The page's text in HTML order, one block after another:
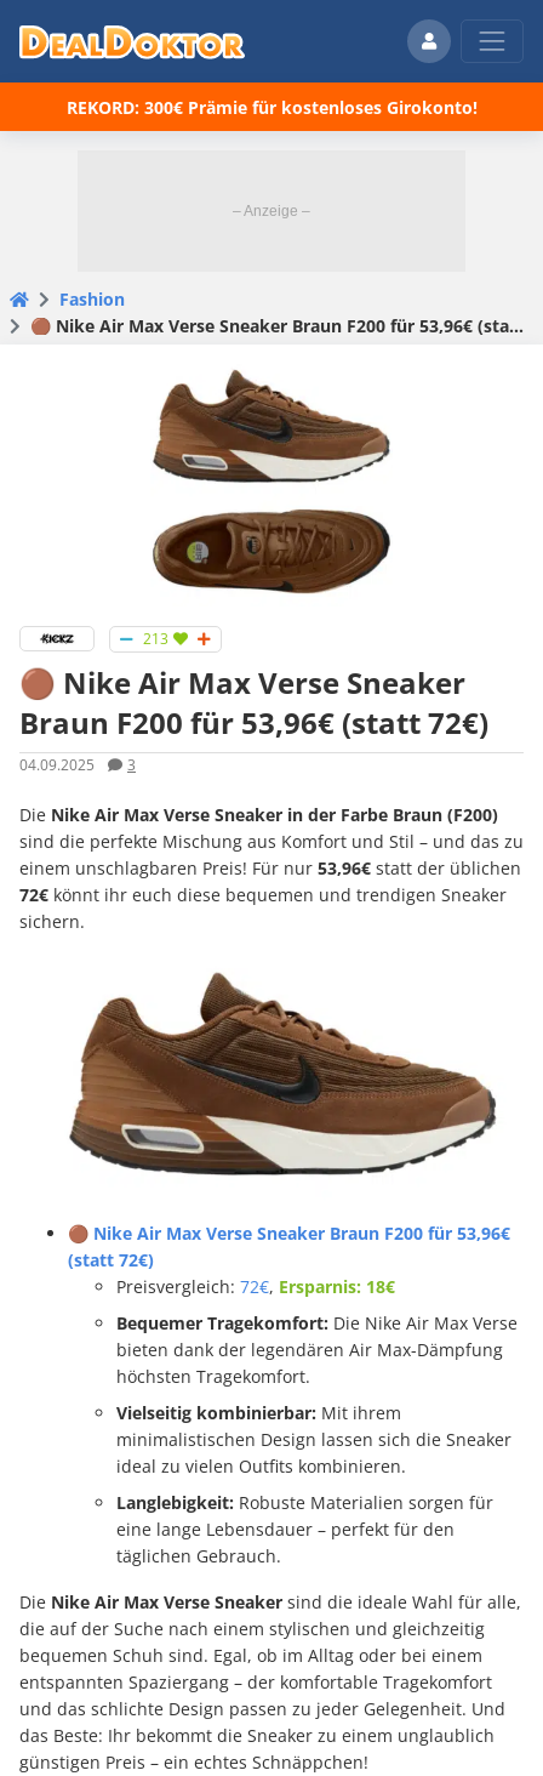
REKORD: 300€ Prämie für kostenloses Girokonto!
Fashion
🟤 Nike Air Max Verse Sneaker Braun F200 für 53,96€ (statt 72€)
213
🟤 Nike Air Max Verse Sneaker
Braun F200 für 53,96€ (statt 72€)
04.09.2025 3
Die Nike Air Max Verse Sneaker in der Farbe Braun (F200)
sind die perfekte Mischung aus Komfort und Stil – und das zu
einem unschlagbaren Preis! Für nur 53,96€ statt der üblichen
72€ könnt ihr euch diese bequemen und trendigen Sneaker
sichern.
🟤 Nike Air Max Verse Sneaker Braun F200 für 53,96€
(statt 72€)
Preisvergleich: 72€, Ersparnis: 18€
Bequemer Tragekomfort: Die Nike Air Max Verse
bieten dank der legendären Air Max-Dämpfung
höchsten Tragekomfort.
Vielseitig kombinierbar: Mit ihrem
minimalistischen Design lassen sich die Sneaker
ideal zu vielen Outfits kombinieren.
Langlebigkeit: Robuste Materialien sorgen für
eine lange Lebensdauer – perfekt für den
täglichen Gebrauch.
Die Nike Air Max Verse Sneaker sind die ideale Wahl für alle,
die auf der Suche nach einem stylischen und gleichzeitig
bequemen Schuh sind. Egal, ob im Alltag oder bei einem
entspannten Spaziergang – der komfortable Tragekomfort
und das schlichte Design passen zu jeder Gelegenheit. Und
das Beste: Ihr bekommt die Sneaker zu einem unglaublich
günstigen Preis – ein echtes Schnäppchen!